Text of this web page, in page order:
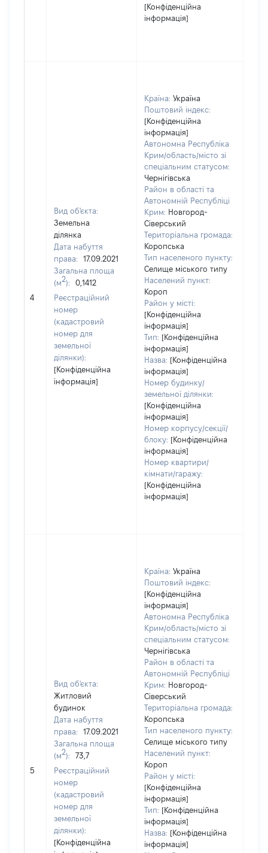
[Конфіденційна
інформація]
4
Вид об'єкта:
Земельна
ділянка
Дата набуття
права:
17.09.2021
Загальна площа
(м2):
0,1412
Реєстраційний
номер
(кадастровий
номер для
земельної
ділянки):
[Конфіденційна
інформація]
Країна: Україна
Поштовий індекс:
[Конфіденційна
інформація]
Автономна Республіка
Крим/область/місто зі
спеціальним статусом:
Чернігівська
Район в області та
Автономній Республіці
Крим: Новгород-
Сіверський
Територіальна громада:
Коропська
Тип населеного пункту:
Селище міського типу
Населений пункт:
Короп
Район у місті:
[Конфіденційна
інформація]
Тип: [Конфіденційна
інформація]
Назва: [Конфіденційна
інформація]
Номер будинку/
земельної ділянки:
[Конфіденційна
інформація]
Номер корпусу/секції/
блоку: [Конфіденційна
інформація]
Номер квартири/
кімнати/гаражу:
[Конфіденційна
інформація]
5
Вид об'єкта:
Житловий
будинок
Дата набуття
права:
17.09.2021
Загальна площа
(м2):
73,7
Реєстраційний
номер
(кадастровий
номер для
земельної
ділянки):
[Конфіденційна
Країна: Україна
Поштовий індекс:
[Конфіденційна
інформація]
Автономна Республіка
Крим/область/місто зі
спеціальним статусом:
Чернігівська
Район в області та
Автономній Республіці
Крим: Новгород-
Сіверський
Територіальна громада:
Коропська
Тип населеного пункту:
Селище міського типу
Населений пункт:
Короп
Район у місті:
[Конфіденційна
інформація]
Тип: [Конфіденційна
інформація]
Назва: [Конфіденційна
інформація]